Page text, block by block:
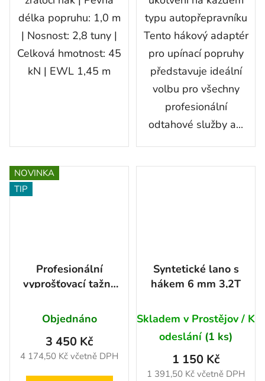
délka popruhu: 1,0 m
| Nosnost: 2,8 tuny |
Celková hmotnost: 45
kN | EWL 1,45 m
typu autopřepravníku
Tento hákový adaptér
pro upínací popruhy
představuje ideální
volbu pro všechny
profesionální
odtahové služby a...
NOVINKA
TIP
Profesionální
vyprošťovací tažný
délka 10m
Objednáno
4 174,50 Kč včetně DPH
3 450 Kč
Syntetické lano s
hákem 6 mm 3,2T
Skladem v Prostějov / K
odeslání (1 ks)
1 391,50 Kč včetně DPH
1 150 Kč